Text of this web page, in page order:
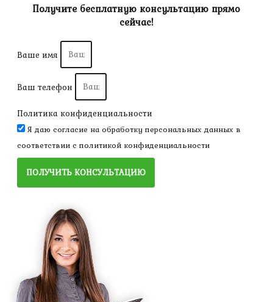
Получите бесплатную консультацию прямо
сейчас!
Ваше имя
Ваш телефон
Политика конфиденциальности
Я даю согласие на обработку персональных данных в
соответствии с политикой конфиденциальности
ПОЛУЧИТЬ КОНСУЛЬТАЦИЮ